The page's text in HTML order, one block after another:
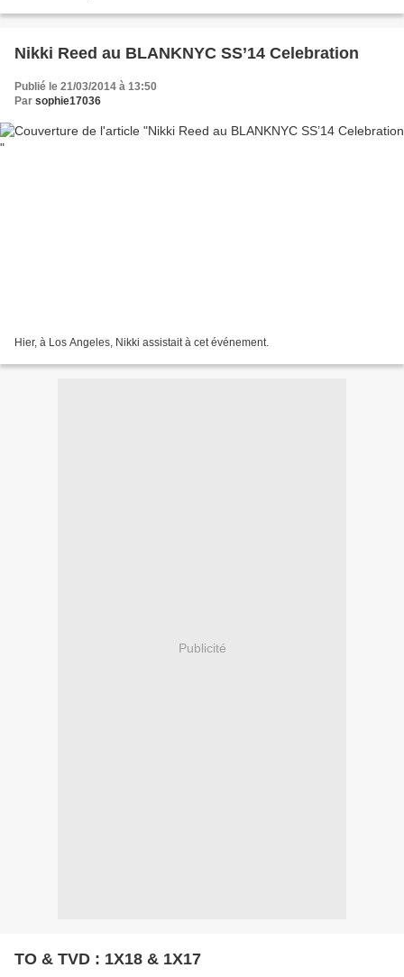
Nikki Reed au BLANKNYC SS’14 Celebration
Publié le 21/03/2014 à 13:50
Par sophie17036
Hier, à Los Angeles, Nikki assistait à cet événement.
Publicité
TO & TVD : 1X18 & 1X17